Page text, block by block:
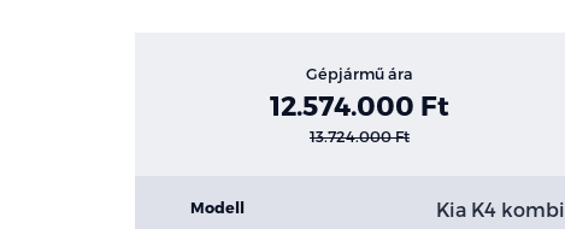
Gépjármű ára
12.574.000 Ft
13.724.000 Ft
Modell Kia K4 kombi